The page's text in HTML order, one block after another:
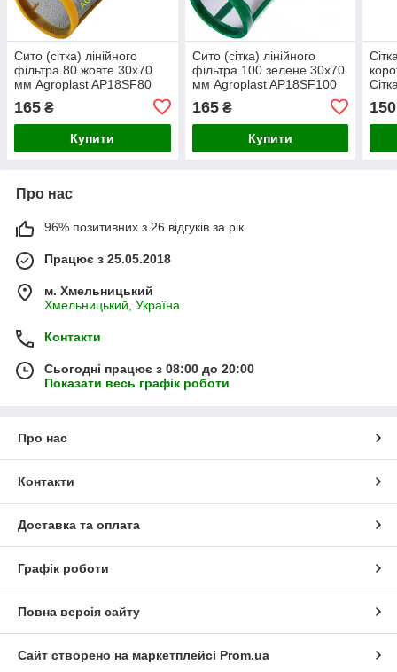
Сито (сітка) лінійного
фільтра 80 жовте 30х70
мм Agroplast AP18SF80
165 ₴
Купити
Сито (сітка) лінійного
фільтра 100 зелене 30х70
мм Agroplast AP18SF100
165₴
Купити
150
Про нас
96% позитивних з 26 відгуків за рік
Працює з 25.05.2018
м. Хмельницький
Хмельницький, Україна
Контакти
Сьогодні працює з 08:00 до 20:00
Показати весь графік роботи
Про нас
Контакти
Доставка та оплата
Графік роботи
Повна версія сайту
Сайт створено на маркетплейсі Prom.ua